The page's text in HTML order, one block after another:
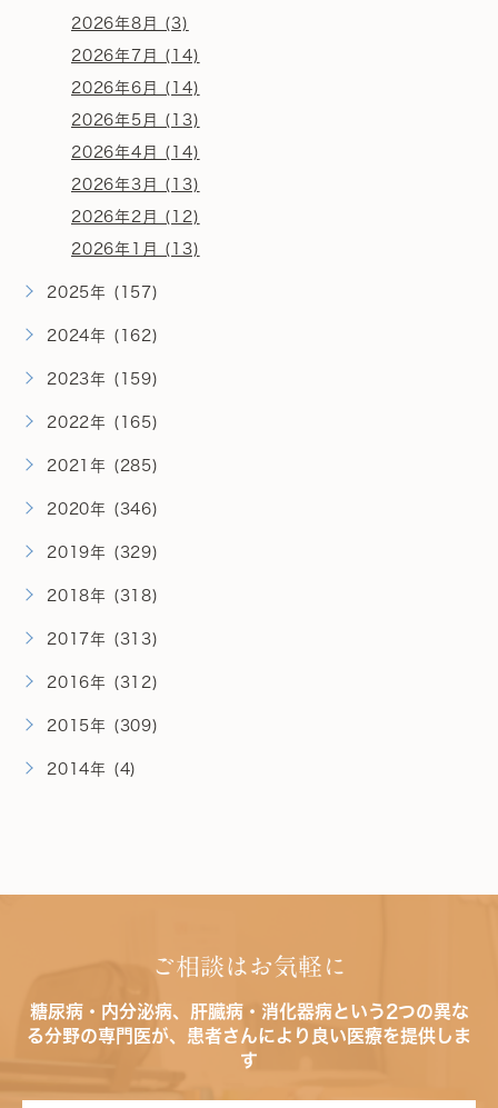
2026年8月 (3)
2026年7月 (14)
2026年6月 (14)
2026年5月 (13)
2026年4月 (14)
2026年3月 (13)
2026年2月 (12)
2026年1月 (13)
2025年 (157)
2024年 (162)
2023年 (159)
2022年 (165)
2021年 (285)
2020年 (346)
2019年 (329)
2018年 (318)
2017年 (313)
2016年 (312)
2015年 (309)
2014年 (4)
ご相談はお気軽に
糖尿病・内分泌病、肝臓病・消化器病という2つの異な
る分野の専門医が、患者さんにより良い医療を提供しま
す